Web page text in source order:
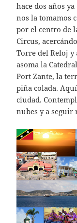
hace dos años
nos la tomamos
por el centro de
Circus,
Torre del Reloj y
asoma la
Port Zante, la
piña colada.
ciudad.
nubes y a seguir